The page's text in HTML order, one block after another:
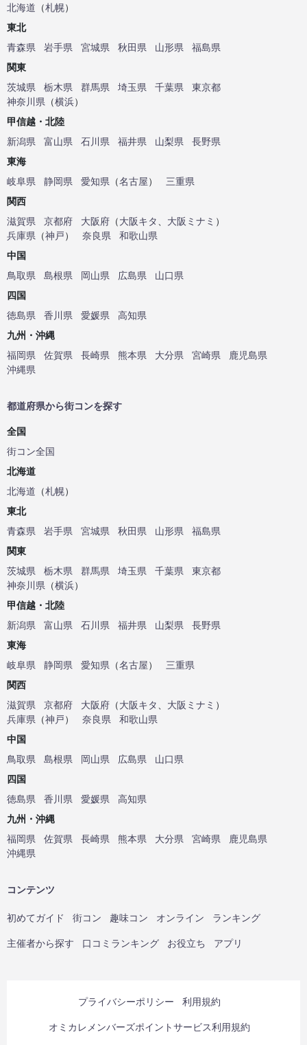
北海道 （札幌）
東北
青森県
岩手県 宮城県 秋田県 山形県
福島県
関東
茨城県
栃木県 群馬県 埼玉県 千葉県
東京都
神奈川県 （横浜）
甲信越・北陸
新潟県
富山県 石川県 福井県 山梨県
長野県
東海
岐阜県
静岡県 愛知県 （名古屋）
三重県
関西
滋賀県
京都府 大阪府 （大阪キタ 大阪ミナミ ）
兵庫県 （神戸） 奈良県
和歌山県
中国
鳥取県
島根県 岡山県 広島県
山口県
四国
徳島県
香川県 愛媛県
高知県
九州・沖縄
福岡県
佐賀県 長崎県 熊本県 大分県 宮崎県
鹿児島県
沖縄県
都道府県から街コンを探す
全国
街コン全国
北海道
北海道 （札幌）
東北
青森県
岩手県 宮城県 秋田県 山形県
福島県
関東
茨城県
栃木県 群馬県 埼玉県 千葉県
東京都
神奈川県 （横浜）
甲信越・北陸
新潟県
富山県 石川県 福井県 山梨県
長野県
東海
岐阜県
静岡県 愛知県 （名古屋）
三重県
関西
滋賀県
京都府 大阪府 （大阪キタ 大阪ミナミ ）
兵庫県 （神戸） 奈良県
和歌山県
中国
鳥取県
島根県 岡山県 広島県
山口県
四国
徳島県
香川県 愛媛県
高知県
九州・沖縄
福岡県
佐賀県 長崎県 熊本県 大分県 宮崎県
鹿児島県
沖縄県
コンテンツ
初めてガイド 街コン 趣味コン オンライン ランキング
主催者から探す 口コミランキング お役立ち アプリ
プライバシーポリシー 利用規約
オミカレメンバーズポイントサービス利用規約